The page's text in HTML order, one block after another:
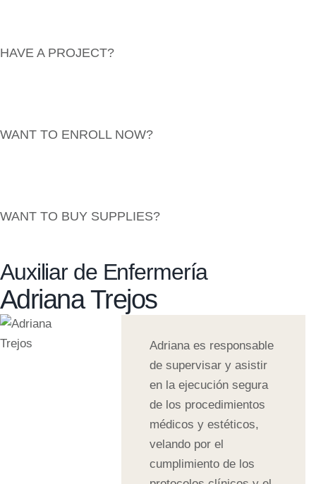
HAVE A PROJECT?
WANT TO ENROLL NOW?
WANT TO BUY SUPPLIES?
Auxiliar de Enfermería
Adriana Trejos
Adriana es responsable
de supervisar y asistir
en la ejecución segura
de los procedimientos
médicos y estéticos,
velando por el
cumplimiento de los